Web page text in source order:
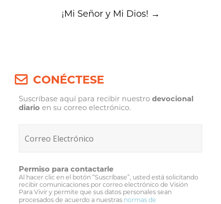
¡Mi Señor y Mi Dios! →
CONÉCTESE
Suscríbase aquí para recibir nuestrodevocional
diario en su correo electrónico.
Permiso para contactarle
Al hacer clic en el botón “Suscríbase”, usted está solicitando
recibir comunicaciones por correo electrónico de Visión
Para Vivir y permite que sus datos personales sean
procesados de acuerdo a nuestras normas de